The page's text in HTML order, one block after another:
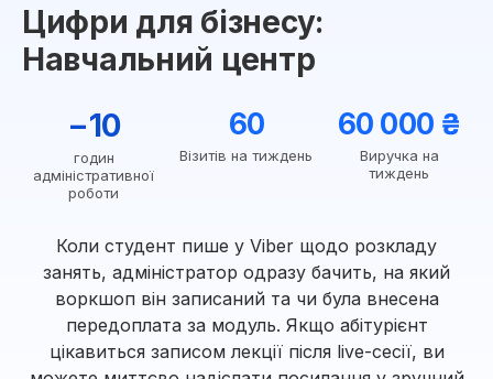
Цифри для бізнесу:
Навчальний центр
−10
годин
адміністративної
роботи
60
Візитів на тиждень
60 000 ₴
Виручка на
тиждень
Коли студент пише у Viber щодо розкладу
занять, адміністратор одразу бачить, на який
воркшоп він записаний та чи була внесена
передоплата за модуль. Якщо абітурієнт
цікавиться записом лекції після live-сесії, ви